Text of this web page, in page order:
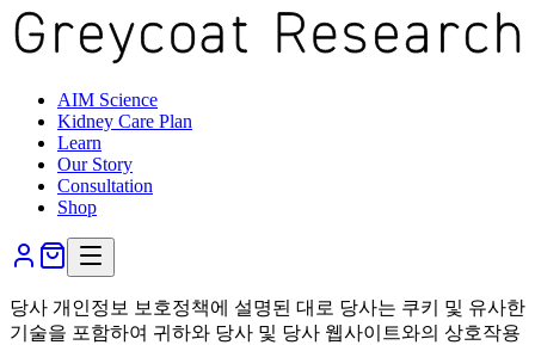
AIM Science
Kidney Care Plan
Learn
Our Story
Consultation
Shop
당사 개인정보 보호정책에 설명된 대로 당사는 쿠키 및 유사한
기술을 포함하여 귀하와 당사 및 당사 웹사이트와의 상호작용